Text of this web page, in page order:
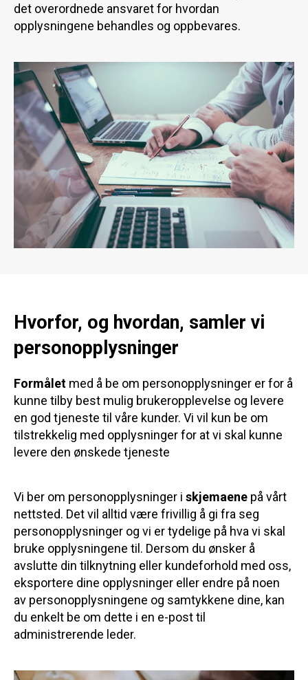
det overordnede ansvaret for hvordan
opplysningene behandles og oppbevares.
Hvorfor, og hvordan, samler vi
personopplysninger
Formålet med å be om personopplysninger er for å
kunne tilby best mulig brukeropplevelse og levere
en god tjeneste til våre kunder. Vi vil kun be om
tilstrekkelig med opplysninger for at vi skal kunne
levere den ønskede tjeneste
Vi ber om personopplysninger i skjemaene på vårt
nettsted. Det vil alltid være frivillig å gi fra seg
personopplysninger og vi er tydelige på hva vi skal
bruke opplysningene til. Dersom du ønsker å
avslutte din tilknytning eller kundeforhold med oss,
eksportere dine opplysninger eller endre på noen
av personopplysningene og samtykkene dine, kan
du enkelt be om dette i en e-post til
administrerende leder.